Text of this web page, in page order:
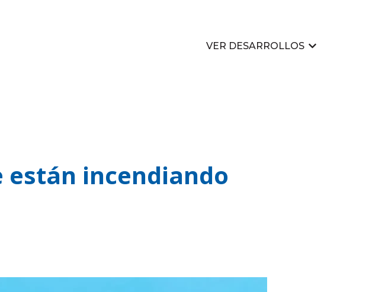
VER DESARROLLOS
Mostrar
están incendiando